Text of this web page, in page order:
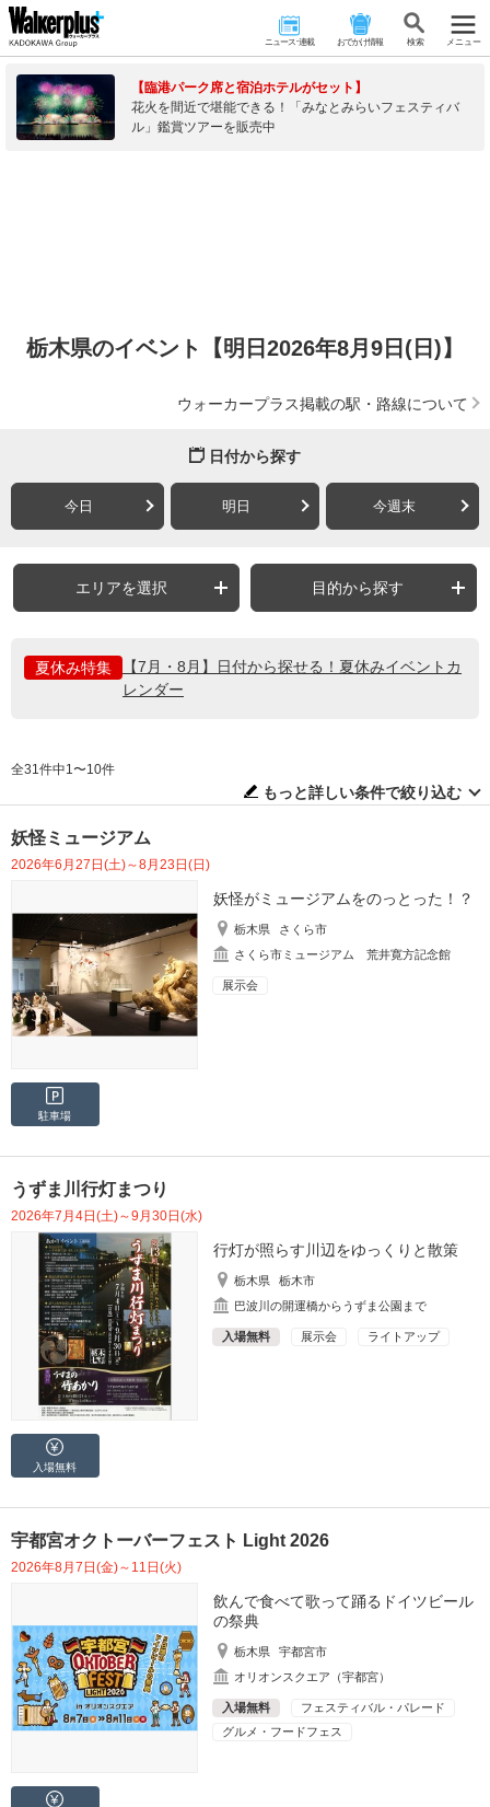
ニュース･連載 おでかけ情報 検 索 メニュー
【臨港パーク席と宿泊ホテルがセット】
花火を間近で堪能できる！「みなとみらいフェスティバ
ル」鑑賞ツアーを販売中
栃木県のイベント【明日2026年8月9日(日)】
ウォーカープラス掲載の駅・路線について
日付から探す
今日 明日 今週末
エリアを選択 目的から探す
夏休み特集
【7月・8月】日付から探せる！夏休みイベントカ
レンダー
全31件中1〜10件
もっと詳しい条件で絞り込む
妖怪ミュージアム
2026年6月27日(土)～8月23日(日)
妖怪がミュージアムをのっとった！？
栃木県
さくら市
さくら市ミュージアム 荒井寛方記念館
展示会
駐車場
うずま川行灯まつり
2026年7月4日(土)～9月30日(水)
行灯が照らす川辺をゆっくりと散策
栃木県
栃木市
巴波川の開運橋からうずま公園まで
入場無料 展示会 ライトアップ
入場無料
宇都宮オクトーバーフェスト Light 2026
2026年8月7日(金)～11日(火)
飲んで食べて歌って踊るドイツビール
の祭典
栃木県
宇都宮市
オリオンスクエア（宇都宮）
入場無料
フェスティバル・パレード
グルメ・フードフェス